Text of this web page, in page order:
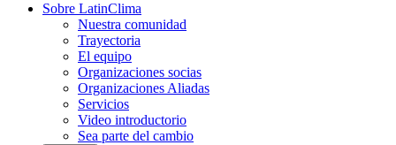
Sobre LatinClima
Nuestra comunidad
Trayectoria
El equipo
Organizaciones socias
Organizaciones Aliadas
Servicios
Video introductorio
Sea parte del cambio